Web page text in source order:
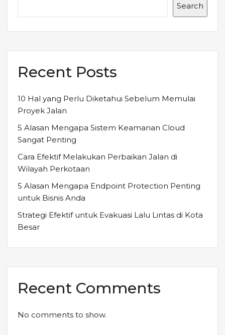
Search
Recent Posts
10 Hal yang Perlu Diketahui Sebelum Memulai
Proyek Jalan
5 Alasan Mengapa Sistem Keamanan Cloud
Sangat Penting
Cara Efektif Melakukan Perbaikan Jalan di
Wilayah Perkotaan
5 Alasan Mengapa Endpoint Protection Penting
untuk Bisnis Anda
Strategi Efektif untuk Evakuasi Lalu Lintas di Kota
Besar
Recent Comments
No comments to show.